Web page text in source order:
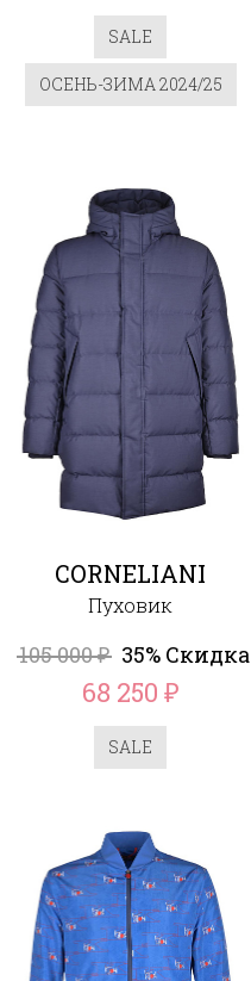
SALE
ОСЕНЬ-ЗИМА 2024/25
CORNELIANI
Пуховик
105 000₽ 35% Скидка
68 250 ₽
SALE